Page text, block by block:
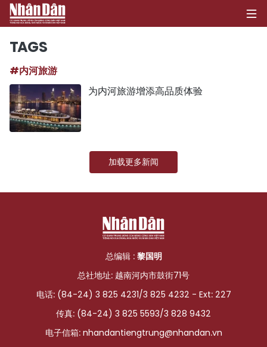
社会
环保
文化
体育
国际
旅游
友谊桥梁
TAGS
#内河旅游
为内河旅游增添高品质体验
加载更多新闻
总编辑 : 黎国明
总社地址: 越南河内市鼓街71号
电话: (84-24) 3 825 4231/3 825 4232 - Ext: 227
传真: (84-24) 3 825 5593/3 828 9432
电子信箱: nhandantiengtrung@nhandan.vn